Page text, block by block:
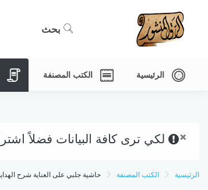
بحث
الرئيسية الكتب المصنفة
× لكي ترى كافة البيانات فضلاً
الرئيسية الكتب المصنفة حاشية جلبي على العناية شرح